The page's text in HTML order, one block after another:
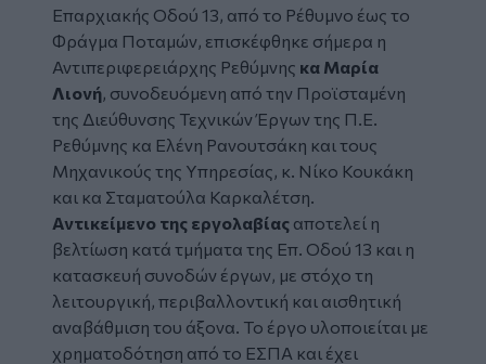
Επαρχιακής Οδού 13, από το Ρέθυμνο έως το
Φράγμα Ποταμών, επισκέφθηκε σήμερα η
Αντιπεριφερειάρχης Ρεθύμνης κα Μαρία
Λιονή, συνοδευόμενη από την Προϊσταμένη
της Διεύθυνσης Τεχνικών Έργων της Π.Ε.
Ρεθύμνης κα Ελένη Ρανουτσάκη και τους
Μηχανικούς της Υπηρεσίας, κ. Νίκο Κουκάκη
και κα Σταματούλα Καρκαλέτση.
Αντικείμενο της εργολαβίας αποτελεί η
βελτίωση κατά τμήματα της Επ. Οδού 13 και η
κατασκευή συνοδών έργων, με στόχο τη
λειτουργική, περιβαλλοντική και αισθητική
αναβάθμιση του άξονα. Το έργο υλοποιείται με
χρηματοδότηση από το ΕΣΠΑ και έχει